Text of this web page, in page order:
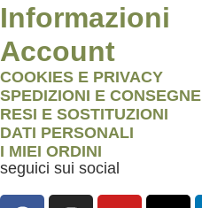
Informazioni
Account
COOKIES E PRIVACY
SPEDIZIONI E CONSEGNE
RESI E SOSTITUZIONI
DATI PERSONALI
I MIEI ORDINI
seguici sui social